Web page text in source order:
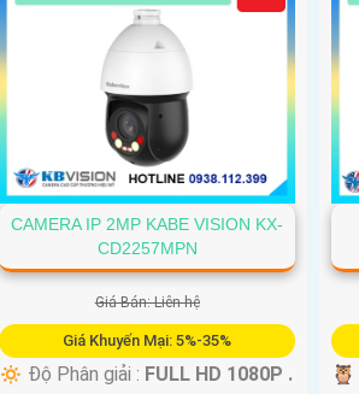
CAMERA IP 2MP KABE VISION KX-
CD2257MPN
Giá Bán: Liên hệ
Giá Khuyến Mại: 5%-35%
🔅 Độ Phân giải : FULL HD 1080P .
🦉